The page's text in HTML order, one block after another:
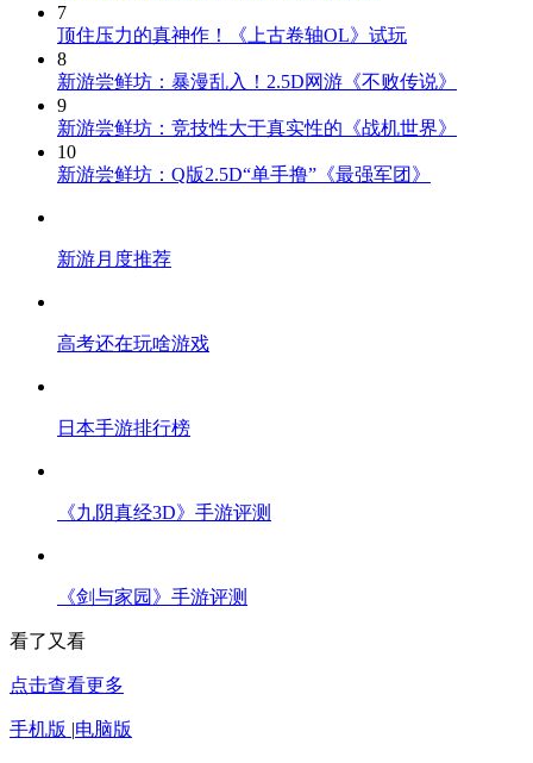
7
顶住压力的真神作！《上古卷轴OL》试玩
8
新游尝鲜坊：暴漫乱入！2.5D网游《不败传说》
9
新游尝鲜坊：竞技性大于真实性的《战机世界》
10
新游尝鲜坊：Q版2.5D“单手撸”《最强军团》
新游月度推荐
高考还在玩啥游戏
日本手游排行榜
《九阴真经3D》手游评测
《剑与家园》手游评测
看了又看
点击查看更多
手机版 |电脑版